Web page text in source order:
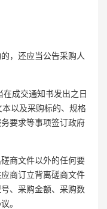
，还应当公告采购人
成交通知书发出之日
以及采购标的、规格
要求等事项签订政府
商文件以外的任何要
商订立背离磋商文件
、采购金额、采购数
。